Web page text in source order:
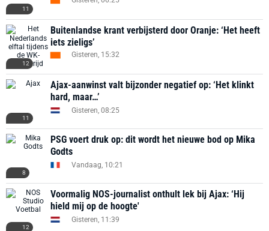
11
12
Buitenlandse krant verbijsterd door Oranje: ‘Het heeft
iets zieligs’
Gisteren, 15:32
11
Ajax-aanwinst valt bijzonder negatief op: ‘Het klinkt
hard, maar…’
Gisteren, 08:25
8
PSG voert druk op: dit wordt het nieuwe bod op Mika
Godts
Vandaag, 10:21
12
Voormalig NOS-journalist onthult lek bij Ajax: ‘Hij
hield mij op de hoogte'
Gisteren, 11:39